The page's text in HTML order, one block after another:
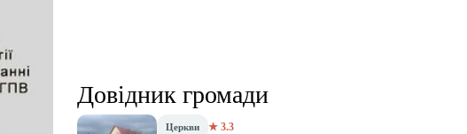
Довідник громади
Церкви ★ 3.3